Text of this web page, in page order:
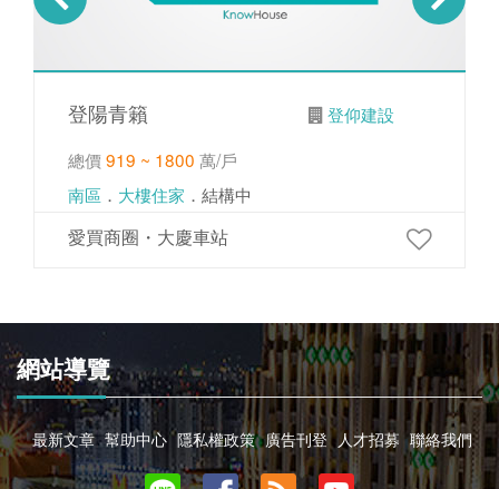
登陽青籟
登仰建設
總價919 ~ 1800 萬/戶
南區 ． 大樓住家 ．結構中
愛買商圈・大慶車站
網站導覽
最新文章 幫助中心 隱私權政策 廣告刊登 人才招募 聯絡我們